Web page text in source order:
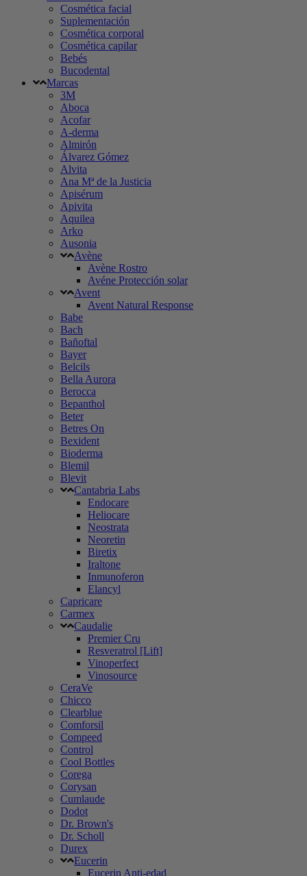
Cosmética facial
Suplementación
Cosmética corporal
Cosmética capilar
Bebés
Bucodental
Marcas
3M
Aboca
Acofar
A-derma
Almirón
Álvarez Gómez
Alvita
Ana Mª de la Justicia
Apisérum
Apivita
Aquilea
Arko
Ausonia
Avène
Avène Rostro
Avéne Protección solar
Avent
Avent Natural Response
Babe
Bach
Bañoftal
Bayer
Belcils
Bella Aurora
Berocca
Bepanthol
Beter
Betres On
Bexident
Bioderma
Blemil
Blevit
Cantabria Labs
Endocare
Heliocare
Neostrata
Neoretin
Biretix
Iraltone
Inmunoferon
Elancyl
Capricare
Carmex
Caudalie
Premier Cru
Resveratrol [Lift]
Vinoperfect
Vinosource
CeraVe
Chicco
Clearblue
Comforsil
Compeed
Control
Cool Bottles
Corega
Corysan
Cumlaude
Dodot
Dr. Brown's
Dr. Scholl
Durex
Eucerin
Eucerin Anti-edad